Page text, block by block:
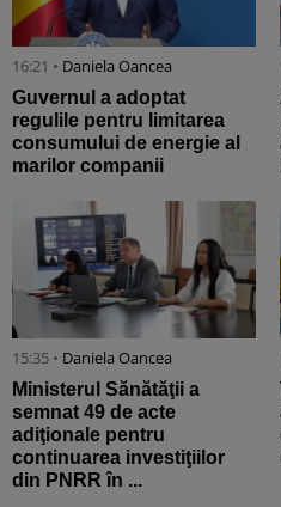
16:21 • Daniela Oancea
Guvernul a adoptat
regulile pentru limitarea
consumului de energie al
marilor companii
15:35 • Daniela Oancea
Ministerul Sănătăţii a
semnat 49 de acte
adiţionale pentru
continuarea investiţiilor
din PNRR în ...